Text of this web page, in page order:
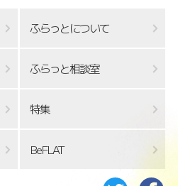
ふらっとについて
ふらっと相談室
特集
BeFLAT